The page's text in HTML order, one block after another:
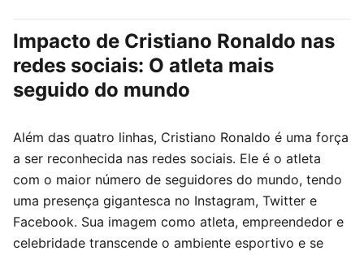
Impacto de Cristiano Ronaldo nas
redes sociais: O atleta mais
seguido do mundo
Além das quatro linhas, Cristiano Ronaldo é uma força
a ser reconhecida nas redes sociais. Ele é o atleta
com o maior número de seguidores do mundo, tendo
uma presença gigantesca no Instagram, Twitter e
Facebook. Sua imagem como atleta, empreendedor e
celebridade transcende o ambiente esportivo e se